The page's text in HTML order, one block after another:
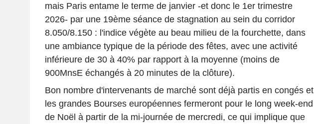
mais Paris entame le terme de janvier -et donc le 1er trimestre
2026- par une 19ème séance de stagnation au sein du corridor
8.050/8.150 : l'indice végète au beau milieu de la fourchette, dans
une ambiance typique de la période des fêtes, avec une activité
inférieure de 30 à 40% par rapport à la moyenne (moins de
900MnsE échangés à 20 minutes de la clôture).
Bon nombre d'intervenants de marché sont déjà partis en congés et
les grandes Bourses européennes fermeront pour le long week-end
de Noël à partir de la mi-journée de mercredi, ce qui implique que